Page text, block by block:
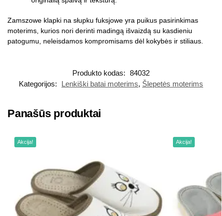
Zamszowe klapki na słupku fuksjowe yra puikus pasirinkimas
moterims, kurios nori derinti madingą išvaizdą su kasdieniu
patogumu, neleisdamos kompromisams dėl kokybės ir stiliaus.
Produkto kodas: 84032
Kategorijos:
Lenkiški batai moterims, Šlepetės moterims
Panašūs produktai
Akcija! Akcija!